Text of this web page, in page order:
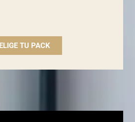
ELIGE TU PACK